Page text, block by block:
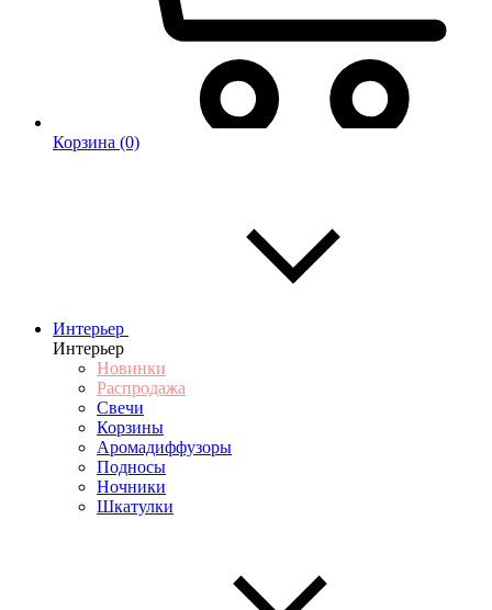
Корзина (0)
Интерьер
Интерьер
Новинки
Распродажа
Свечи
Корзины
Аромадиффузоры
Подносы
Ночники
Шкатулки